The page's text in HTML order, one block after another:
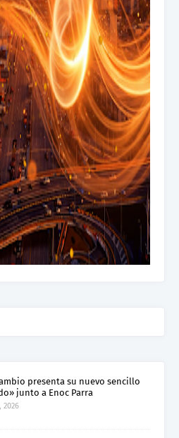
presenta su nuevo sencillo
junto a Enoc Parra
2026